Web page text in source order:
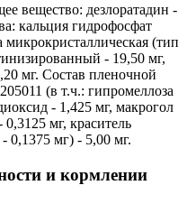
вещество: дезлоратадин -
кальция гидрофосфат
(тип
- 19,50 мг,
мг. Состав пленочной
(в т.ч.: гипромеллоза
- 1,425 мг, макрогол
мг, краситель
0,1375 мг) - 5,00 мг.
и кормлении